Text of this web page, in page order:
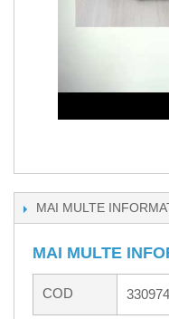
MAI MULTE
MAI MULTE
COD 330974